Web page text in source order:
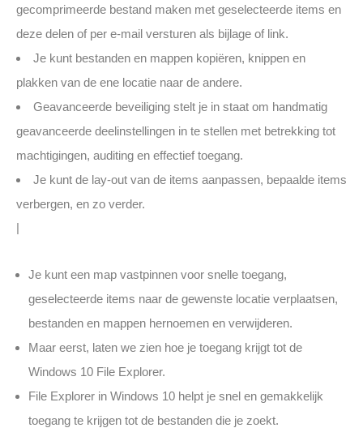
gecomprimeerde bestand maken met geselecteerde items en
deze delen of per e-mail versturen als bijlage of link.
Je kunt bestanden en mappen kopiëren, knippen en
plakken van de ene locatie naar de andere.
Geavanceerde beveiliging stelt je in staat om handmatig
geavanceerde deelinstellingen in te stellen met betrekking tot
machtigingen, auditing en effectief toegang.
Je kunt de lay-out van de items aanpassen, bepaalde items
verbergen, en zo verder.
|
Je kunt een map vastpinnen voor snelle toegang,
geselecteerde items naar de gewenste locatie verplaatsen,
bestanden en mappen hernoemen en verwijderen.
Maar eerst, laten we zien hoe je toegang krijgt tot de
Windows 10 File Explorer.
File Explorer in Windows 10 helpt je snel en gemakkelijk
toegang te krijgen tot de bestanden die je zoekt.